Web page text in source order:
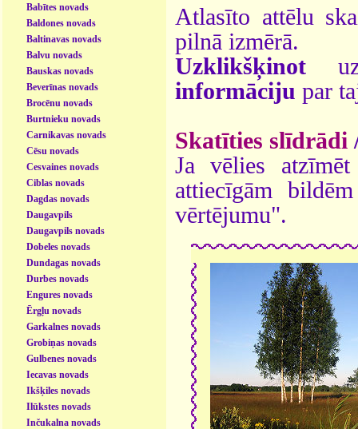
Babītes novads
Baldones novads
Baltinavas novads
Balvu novads
Bauskas novads
Beverīnas novads
Brocēnu novads
Burtnieku novads
Carnikavas novads
Cēsu novads
Cesvaines novads
Ciblas novads
Dagdas novads
Daugavpils
Daugavpils novads
Dobeles novads
Dundagas novads
Durbes novads
Engures novads
Ērgļu novads
Garkalnes novads
Grobiņas novads
Gulbenes novads
Iecavas novads
Ikšķiles novads
Ilūkstes novads
Inčukalna novads
Atlasīto attēlu
pilnā izmērā.
Uzklikšķinot
informāciju par
Skatīties slīdrādi
Ja vēlies
attiecīgām
vērtējumu".